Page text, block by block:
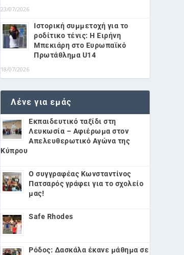
23/07/2026
Ιστορική συμμετοχή για το
ροδίτικο τένις: Η Ειρήνη
Μπεκιάρη στο Ευρωπαϊκό
Πρωτάθλημα U14
18/07/2026
Λένε για εμάς
Εκπαιδευτικό ταξίδι στη
Λευκωσία – Αφιέρωμα στον
Απελευθερωτικό Αγώνα της
Κύπρου
Ο συγγραφέας Κωνσταντίνος
Πατσαρός γράφει για το σχολείο
μας!
Safe Rhodes
Ρόδος: Δασκάλα έκανε μάθημα σε